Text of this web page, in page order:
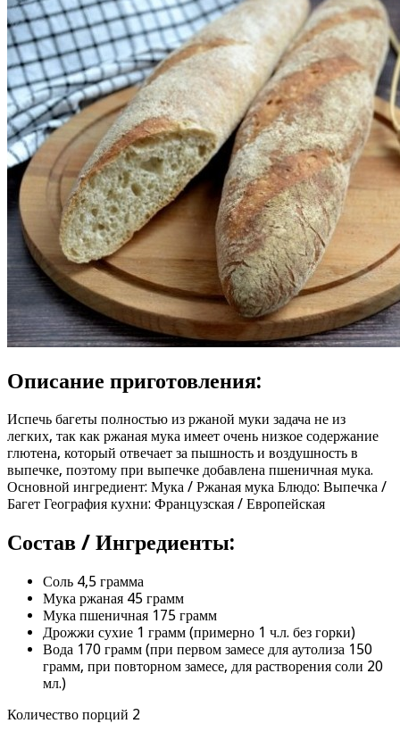
Описание приготовления:
Испечь багеты полностью из ржаной муки задача не из
легких, так как ржаная мука имеет очень низкое содержание
глютена, который отвечает за пышность и воздушность в
выпечке, поэтому при выпечке добавлена пшеничная мука.
Основной ингредиент: Мука / Ржаная мука Блюдо: Выпечка /
Багет География кухни: Французская / Европейская
Состав / Ингредиенты:
Соль 4,5 грамма
Мука ржаная 45 грамм
Мука пшеничная 175 грамм
Дрожжи сухие 1 грамм (примерно 1 ч.л. без горки)
Вода 170 грамм (при первом замесе для аутолиза 150
грамм, при повторном замесе, для растворения соли 20
мл.)
Количество порций 2